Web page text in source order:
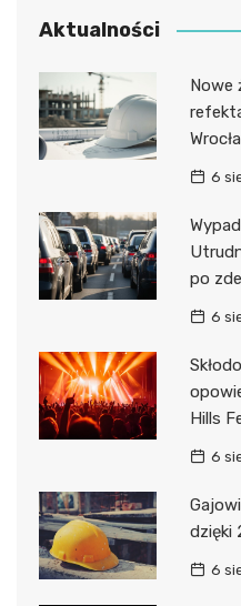
Aktualności
Nowe
6
po
6
Hills
6
dzięki
6